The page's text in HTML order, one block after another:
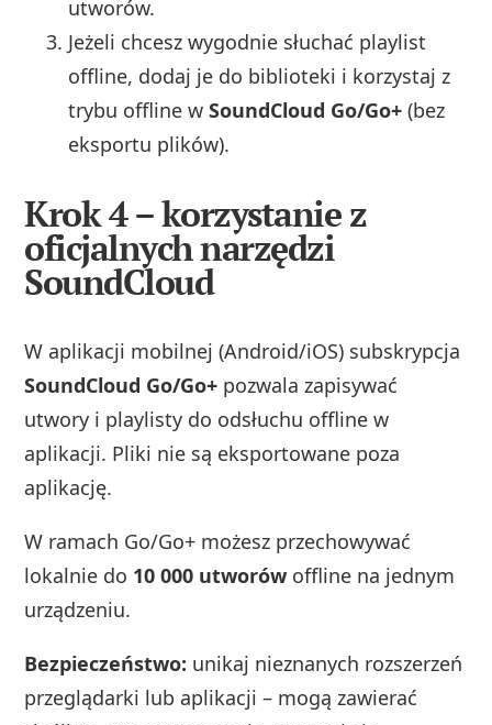
utworów.
Jeżeli chcesz wygodnie słuchać playlist
offline, dodaj je do biblioteki i korzystaj z
trybu offline wSoundCloud Go/Go+ (bez
eksportu plików).
Krok 4 – korzystanie z
oficjalnych narzędzi
SoundCloud
W aplikacji mobilnej (Android/iOS) subskrypcja
SoundCloud Go/Go+ pozwala zapisywać
utwory i playlisty do odsłuchu offline w
aplikacji. Pliki nie są eksportowane poza
aplikację.
W ramach Go/Go+ możesz przechowywać
lokalnie do 10 000 utworów offline na jednym
urządzeniu.
Bezpieczeństwo: unikaj nieznanych rozszerzeń
przeglądarki lub aplikacji – mogą zawierać